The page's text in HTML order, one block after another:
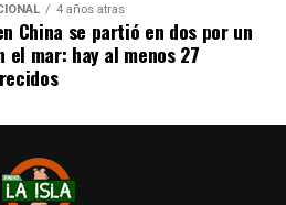
aplicación del dictamen de
una tremenda
dado que por un lado el
no entregaba títulos de
habitaciones rurales,
4 años atras
China se partió en dos por un
el mar: hay al menos 27